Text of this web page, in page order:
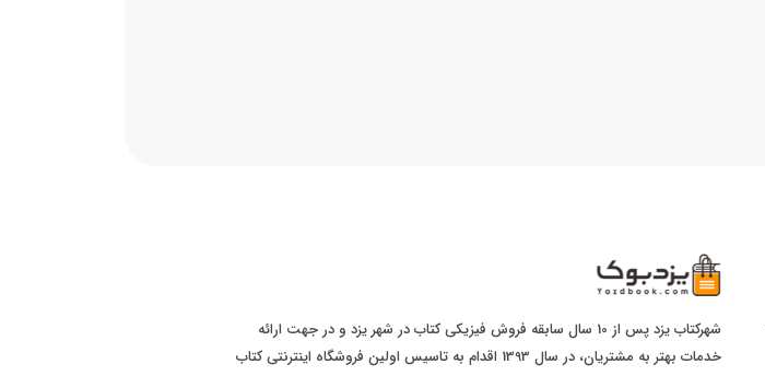
شهرکتاب یزد پس از 10 سال سابقه فروش فیزیکی کتاب در شهر یزد و در جهت ارائه
خدمات بهتر به مشتریان، در سال 1393 اقدام به تاسیس اولین فروشگاه اینترنتی کتاب